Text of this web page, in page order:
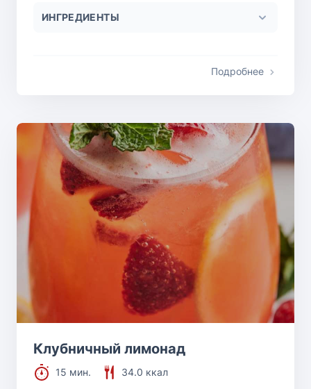
ИНГРЕДИЕНТЫ
Подробнее
Клубничный лимонад
15 мин.
34.0 ккал